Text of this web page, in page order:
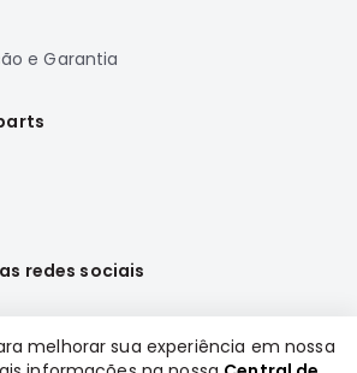
e Garantia
redes sociais
melhorar sua experiência em nossa